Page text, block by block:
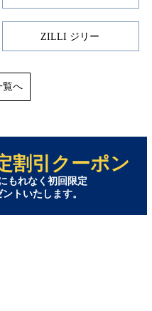
ZILLI ジリー
覧へ
割引クーポン
もれなく初回限定
トいたします。